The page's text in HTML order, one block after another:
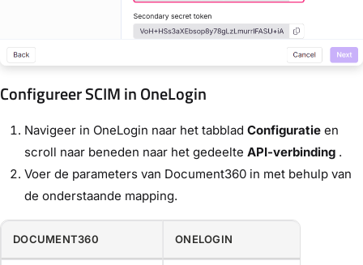
Configureer SCIM in OneLogin
Navigeer in OneLogin naar het tabblad Configuratie en
scroll naar beneden naar het gedeelte API-verbinding .
Voer de parameters van Document360 in met behulp van
de onderstaande mapping.
DOCUMENT360 ONELOGIN